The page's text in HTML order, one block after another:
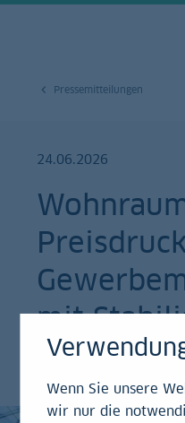
Pressemitteilungen
24.06.2026
mit
Wenn Sie unsere
wir nur die